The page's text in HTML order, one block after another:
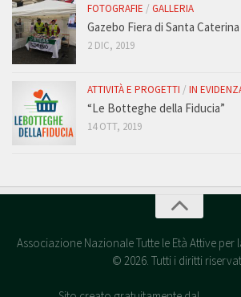
FOTOGRAFIE / GALLERIA
Gazebo Fiera di Santa Caterina
2 DIC, 2019
ATTIVITÀ E PROGETTI / IN
“Le Botteghe della Fiducia”
14 OTT, 2019
Associazione Nazionale Tutte le Età Attive per
© 2026. Tutti i diritti